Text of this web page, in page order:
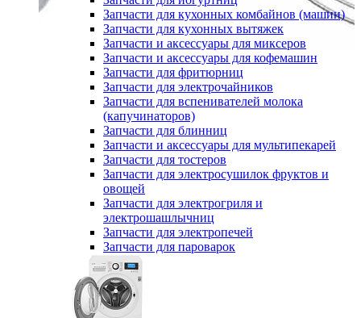
Запчасти для кухонных комбайнов (машин)
Запчасти для кухонных вытяжек
Запчасти и аксессуары для миксеров
Запчасти и аксессуары для кофемашин
Запчасти для фритюрниц
Запчасти для электрочайников
Запчасти для вспенивателей молока
(капучинаторов)
Запчасти для блинниц
Запчасти и аксессуары для мультипекарей
Запчасти для тостеров
Запчасти для электросушилок фруктов и
овощей
Запчасти для электрогриля и
электрошашлычниц
Запчасти для электропечей
Запчасти для пароварок